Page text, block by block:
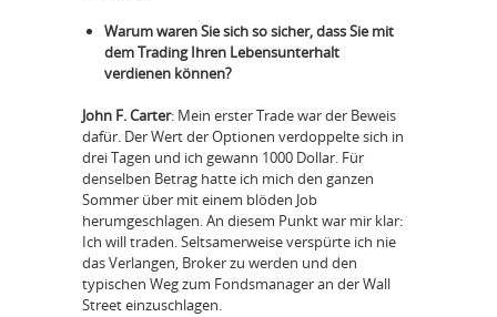
Warum waren Sie sich so sicher, dass Sie mit
dem Trading Ihren Lebensunterhalt
verdienen können?
John F. Carter: Mein erster Trade war der Beweis
dafür. Der Wert der Optionen verdoppelte sich in
drei Tagen und ich gewann 1000 Dollar. Für
denselben Betrag hatte ich mich den ganzen
Sommer über mit einem blöden Job
herumgeschlagen. An diesem Punkt war mir klar:
Ich will traden. Seltsamerweise verspürte ich nie
das Verlangen, Broker zu werden und den
typischen Weg zum Fondsmanager an der Wall
Street einzuschlagen.